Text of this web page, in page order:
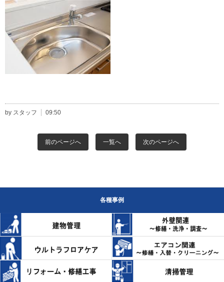
by スタッフ 09:50
前のページへ 一覧へ 次のページへ
各種事例